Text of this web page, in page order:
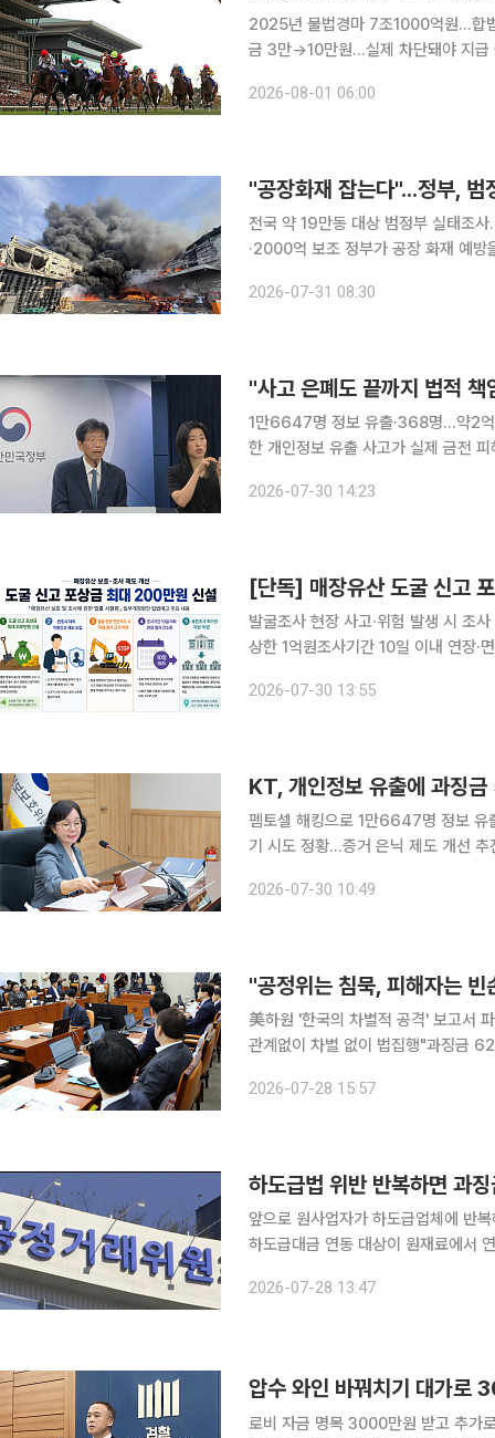
2025년 불법경마 7조1000억원…합
금 3만→10만원…실제 차단돼야 지급 불법경마 시장이 합법 경마에서 오간 판돈보다 6760억원 더
사회는 통합형 불법사이트 신고포상
2026-08-01 06:00
"공장화재 잡는다"...정부, 범
전국 약 19만동 대상 범정부 실태조
·2000억 보조 정부가 공장 화재 예방을 위해 전국 약 19만 동 공장·창고를 대상으로 범정부 차원의
는 31일 구윤철 경제부총리 겸 재정경
2026-07-31 08:30
"사고 은폐도 끝까지 법적
1만6647명 정보 유출·368명...약2억4000만원 소액결
한 개인정보 유출 사고가 실제 금전
2026-07-30 14:23
발굴조사 현장 사고·위험 발생 시 조
상한 1억원조사기간 10일 이내 연장·면적 변경 없으면 자
2026-07-30 13:55
KT, 개인정보 유출에 과징
펨토셀 해킹으로 1만6647명 정보
기 시도 정황…증거 은닉 제도 개선 추진 개인정보보호위원회가 불법 소형 기지국(펨토셀)을
29일 전체회의를 열고 개인정보 보
2026-07-30 10:49
"공정위는 침묵, 피해자는
美하원 '한국의 차별적 공격' 보고서
관계없이 차별 없이 법집행"과징금 6246억 국고로
인 공정거래위원회가 미국 측 주장에
2026-07-28 15:57
앞으로 원사업자가 하도급업체에 반
하도급대금 연동 대상이 원재료에서 연료·열·
의 핵심은 반복적으로 법 위반 행위를
2026-07-28 13:47
압수 와인 바꿔치기 대가로
로비 자금 명목 3000만원 받고 추가